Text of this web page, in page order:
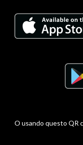
O usando questo QR